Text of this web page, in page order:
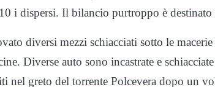
i dispersi. Il bilancio purtroppo è destinato
diversi mezzi schiacciati sotto le
Diverse auto sono incastrate e
nel greto del torrente Polcevera dopo un